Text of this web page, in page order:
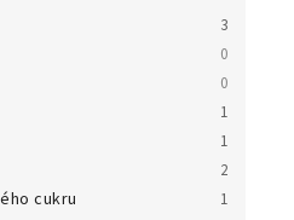
3
0
0
1
1
2
cukru 1